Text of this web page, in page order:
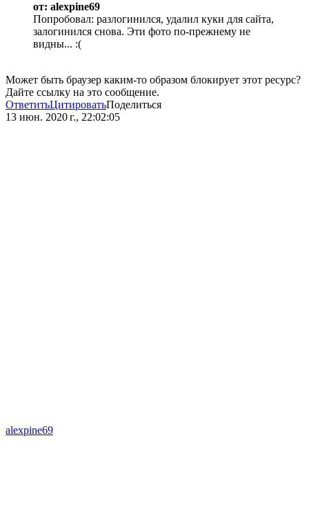
от: alexpine69
Попробовал: разлогинился, удалил куки для сайта,
залогинился снова. Эти фото по-прежнему не
видны... :(
Может быть браузер каким-то образом блокирует этот ресурс?
Дайте ссылку на это сообщение.
ОтветитьЦитироватьПоделиться
13 июн. 2020 г., 22:02:05
alexpine69